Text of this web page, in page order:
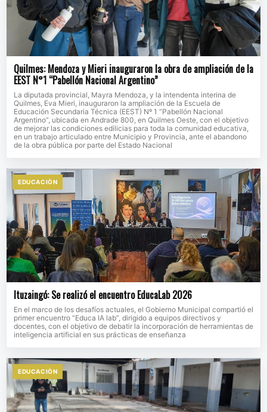
Quilmes: Mendoza y Mieri inauguraron la obra de ampliación de la
EEST N°1 “Pabellón Nacional Argentino”
La diputada provincial, Mayra Mendoza, y la intendenta interina de
Quilmes, Eva Mieri, inauguraron la ampliación de la Escuela de
Educación Secundaria Técnica (EEST) Nº 1 “Pabellón Nacional
Argentino”, ubicada en Andrade 800, en Quilmes Oeste, con el objetivo
de mejorar las condiciones edilicias para toda la comunidad educativa,
en un trabajo articulado entre Municipio y Provincia, ante el abandono
de la obra pública por parte del Estado Nacional
EDUCACIÒN
Ituzaingó: Se realizó el encuentro EducaLab 2026
En el marco de los desafíos actuales, el Gobierno Municipal compartió el
primer encuentro “Educa IA lab”, dirigido a equipos directivos y
docentes, con el objetivo de debatir la incorporación de herramientas de
inteligencia artificial en sus prácticas de enseñanza
EDUCACIÒN